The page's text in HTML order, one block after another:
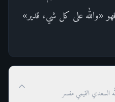
«والله على كل شيء قدير»
السعدي التميمي مفسر